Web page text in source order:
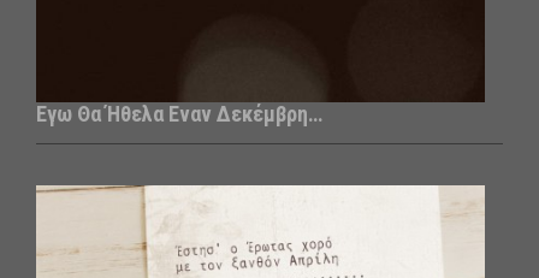
Εγω Θα Ήθελα Εναν Δεκέμβρη…